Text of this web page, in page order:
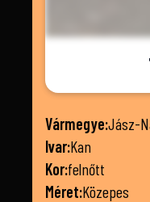
Vármegye:Jász-
Ivar:Kan
Kor:felnőtt
Méret:Közepes